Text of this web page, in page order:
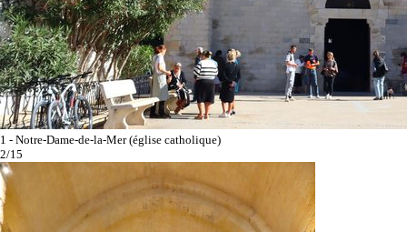
1 - Notre-Dame-de-la-Mer (église catholique)
2/15